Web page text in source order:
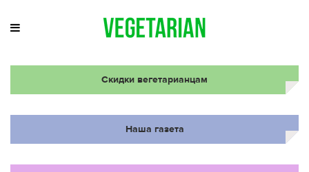
Скидки вегетарианцам
Наша газета